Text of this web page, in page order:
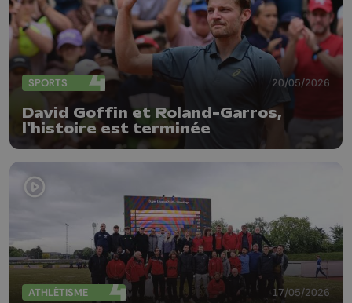
SPORTS 20/05/2026
David Goffin et Roland-Garros,
l'histoire est terminée
ATHLÉTISME 17/05/2026